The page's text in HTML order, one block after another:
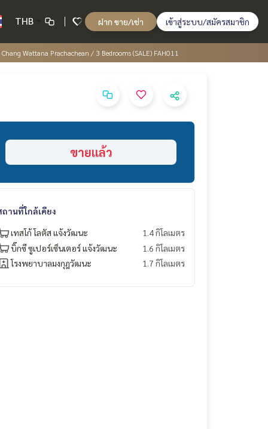
THB ฝาก ขาย/เช่า เข้าสู่ระบบ/สมัครสมาชิก
Wattana Prachachean / 3 Bedrooms (SALE) FAH011
ขายแล้ว
ถานที่ใกล้เคียง
เทสโก้ โลตัส แจ้งวัฒนะ
1.4 กิโลเมตร
บิ๊กซี ซูเปอร์เซ็นเตอร์ แจ้งวัฒนะ
1.6 กิโลเมตร
โรงพยาบาลมงกุฎวัฒนะ
1.7 กิโลเมตร